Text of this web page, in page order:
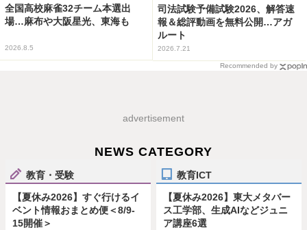
全国高校麻雀32チーム本選出
場…麻布や大阪星光、東海も
2026.8.5
司法試験予備試験2026、解答速
報＆総評動画を無料公開…アガ
ルート
2026.7.21
Recommended by
advertisement
NEWS CATEGORY
教育・受験
【夏休み2026】すぐ行けるイ
ベント情報おまとめ便＜8/9-
15開催＞
教育ICT
【夏休み2026】東大メタバー
ス工学部、生成AIなどジュニ
ア講座6選